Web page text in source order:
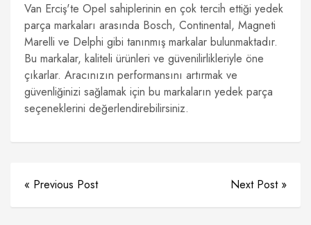
Van Erciş'te Opel sahiplerinin en çok tercih ettiği yedek
parça markaları arasında Bosch, Continental, Magneti
Marelli ve Delphi gibi tanınmış markalar bulunmaktadır.
Bu markalar, kaliteli ürünleri ve güvenilirlikleriyle öne
çıkarlar. Aracınızın performansını artırmak ve
güvenliğinizi sağlamak için bu markaların yedek parça
seçeneklerini değerlendirebilirsiniz.
« Previous Post Next Post »